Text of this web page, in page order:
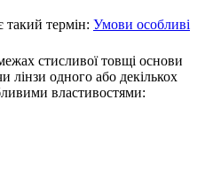
такий термін: Умови особливі
стисливої товщі основи
одного або декількох
властивостями: